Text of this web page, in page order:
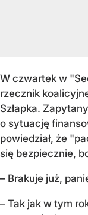
W czwartek w
rzecznik
Szłapka.
o sytuację
powiedział, że
się bezpiecznie,
– Brakuje już,
– Tak jak w tym